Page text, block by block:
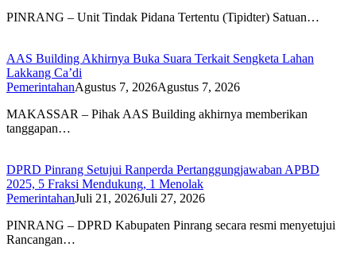
PINRANG – Unit Tindak Pidana Tertentu (Tipidter) Satuan…
AAS Building Akhirnya Buka Suara Terkait Sengketa Lahan
Lakkang Ca’di
PemerintahanAgustus 7, 2026Agustus 7, 2026
MAKASSAR – Pihak AAS Building akhirnya memberikan
tanggapan…
DPRD Pinrang Setujui Ranperda Pertanggungjawaban APBD
2025, 5 Fraksi Mendukung, 1 Menolak
PemerintahanJuli 21, 2026Juli 27, 2026
PINRANG – DPRD Kabupaten Pinrang secara resmi menyetujui
Rancangan…